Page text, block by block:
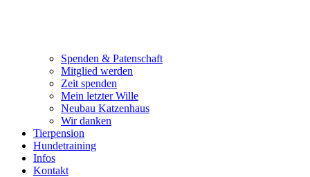
Spenden & Patenschaft
Mitglied werden
Zeit spenden
Mein letzter Wille
Neubau Katzenhaus
Wir danken
Tierpension
Hundetraining
Infos
Kontakt